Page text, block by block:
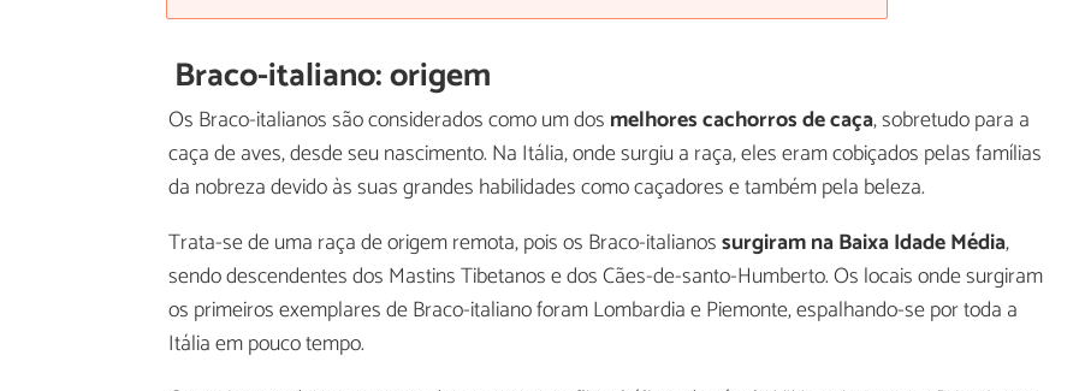
Braco-italiano: origem
Os Braco-italianos são considerados como um dos melhores cachorros de caça, sobretudo para a
caça de aves, desde seu nascimento. Na Itália, onde surgiu a raça, eles eram cobiçados pelas famílias
da nobreza devido às suas grandes habilidades como caçadores e também pela beleza.
Trata-se de uma raça de origem remota, pois os Braco-italianossurgiram na Baixa Idade Média,
sendo descendentes dos Mastins Tibetanos e dos Cães-de-santo-Humberto. Os locais onde surgiram
os primeiros exemplares de Braco-italiano foram Lombardia e Piemonte, espalhando-se por toda a
Itália em pouco tempo.